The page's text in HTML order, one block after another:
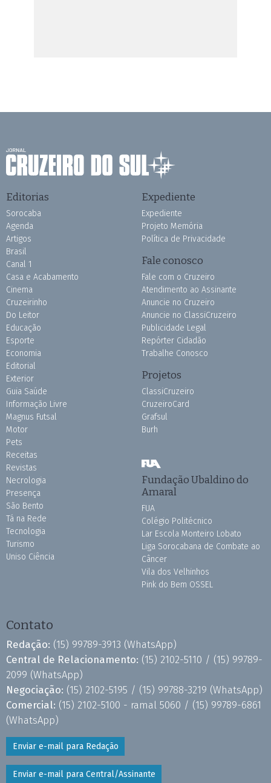
Editorias
Sorocaba
Agenda
Artigos
Brasil
Canal 1
Casa e Acabamento
Cinema
Cruzeirinho
Do Leitor
Educação
Esporte
Economia
Editorial
Exterior
Guia Saúde
Informação Livre
Magnus Futsal
Motor
Pets
Receitas
Revistas
Necrologia
Presença
São Bento
Tá na Rede
Tecnologia
Turismo
Uniso Ciência
Expediente
Expediente
Projeto Memória
Política de Privacidade
Fale conosco
Fale com o Cruzeiro
Atendimento ao Assinante
Anuncie no Cruzeiro
Anuncie no ClassiCruzeiro
Publicidade Legal
Repórter Cidadão
Trabalhe Conosco
Projetos
ClassiCruzeiro
CruzeiroCard
Grafsul
Burh
Fundação Ubaldino do
Amaral
FUA
Colégio Politécnico
Lar Escola Monteiro Lobato
Liga Sorocabana de Combate ao
Câncer
Vila dos Velhinhos
Pink do Bem OSSEL
Contato
Redação: (15) 99789-3913 (WhatsApp)
Central de Relacionamento: (15) 2102-5110 / (15) 99789-
2099 (WhatsApp)
Negociação: (15) 2102-5195 / (15) 99788-3219 (WhatsApp)
Comercial: (15) 2102-5100 - ramal 5060 / (15) 99789-6861
(WhatsApp)
Enviar e-mail para Redação
Enviar e-mail para Central/Assinante